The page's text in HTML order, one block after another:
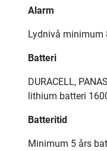
Alarm
Lydnivå minimum
Batteri
DURACELL,
lithium batteri
Batteritid
Minimum 5 års